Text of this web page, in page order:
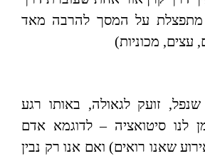
מתפצלת על המסך להרבה מאד
עצים, מכוניות)
זועק לגאולה, באותו רגע
לנו סיטואציה – לדוגמא אדם
שאנו רואים) ואם אנו רק נבין